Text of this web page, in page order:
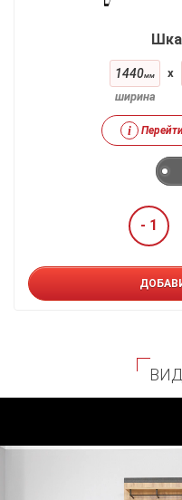
1440мм
ширина
x
i
- 1